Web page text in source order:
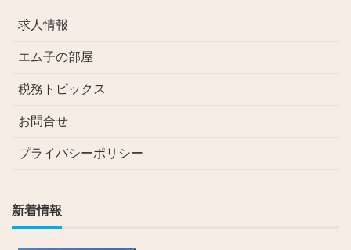
求人情報
エム子の部屋
税務トピックス
お問合せ
プライバシーポリシー
新着情報